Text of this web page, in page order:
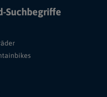
Suchbegriffe